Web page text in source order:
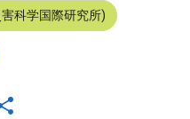
科学国際研究所)